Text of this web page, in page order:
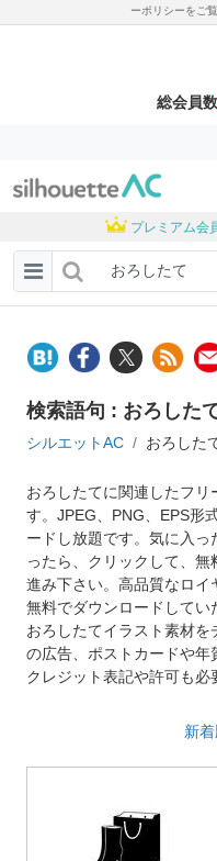
ーポリシーをご
総会員数
プレミアム会
検索語句 : おろした
シルエットAC おろした
おろしたてに関連したフリ
す。JPEG、PNG、EPS形
ードし放題です。気に入
ったら、クリックして、
進み下さい。高品質なロイ
無料でダウンロードしてい
おろしたてイラスト素材
の広告、ポストカードや年
クレジット表記や許可も必
新